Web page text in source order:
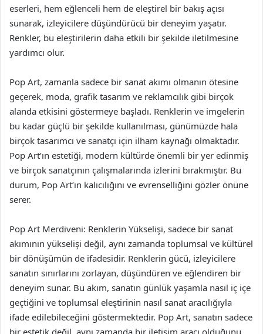
eserleri, hem eğlenceli hem de eleştirel bir bakış açısı
sunarak, izleyicilere düşündürücü bir deneyim yaşatır.
Renkler, bu eleştirilerin daha etkili bir şekilde iletilmesine
yardımcı olur.
Pop Art, zamanla sadece bir sanat akımı olmanın ötesine
geçerek, moda, grafik tasarım ve reklamcılık gibi birçok
alanda etkisini göstermeye başladı. Renklerin ve imgelerin
bu kadar güçlü bir şekilde kullanılması, günümüzde hala
birçok tasarımcı ve sanatçı için ilham kaynağı olmaktadır.
Pop Art’ın estetiği, modern kültürde önemli bir yer edinmiş
ve birçok sanatçının çalışmalarında izlerini bırakmıştır. Bu
durum, Pop Art’ın kalıcılığını ve evrenselliğini gözler önüne
serer.
Pop Art Merdiveni: Renklerin Yükselişi, sadece bir sanat
akımının yükselişi değil, aynı zamanda toplumsal ve kültürel
bir dönüşümün de ifadesidir. Renklerin gücü, izleyicilere
sanatın sınırlarını zorlayan, düşündüren ve eğlendiren bir
deneyim sunar. Bu akım, sanatın günlük yaşamla nasıl iç içe
geçtiğini ve toplumsal eleştirinin nasıl sanat aracılığıyla
ifade edilebileceğini göstermektedir. Pop Art, sanatın sadece
bir estetik değil, aynı zamanda bir iletişim aracı olduğunu